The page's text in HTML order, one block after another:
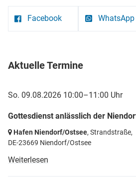
Facebook WhatsApp
Aktuelle Termine
So. 09.08.2026 10:00–11:00 Uhr
Gottesdienst anlässlich der
Hafen Niendorf/Ostsee, Strandstraße,
DE-23669 Niendorf/Ostsee
Weiterlesen